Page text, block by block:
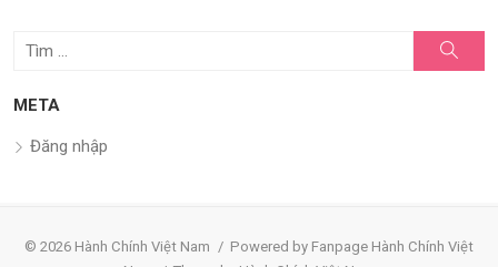
Tìm
quả
kiếm
META
Đăng nhập
© 2026 Hành Chính Việt Nam / Powered by Fanpage Hành Chính Việt